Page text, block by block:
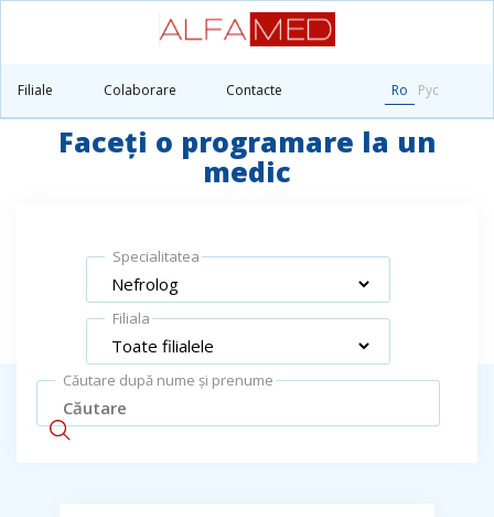
Filiale Colaborare Contacte Ro Рус
Principală Găsiți un medic
Faceți o programare la un
medic
Specialitatea
Filiala
Căutare după nume și prenume